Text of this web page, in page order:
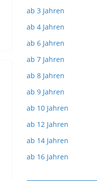
ab 3 Jahren
ab 4 Jahren
ab 6 Jahren
ab 7 Jahren
ab 8 Jahren
ab 9 Jahren
ab 10 Jahren
ab 12 Jahren
ab 14 Jahren
ab 16 Jahren